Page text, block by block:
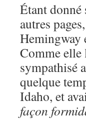
Étant
autres
Hemingway
Comme elle
sympathisé
quelque
Idaho, et
façon